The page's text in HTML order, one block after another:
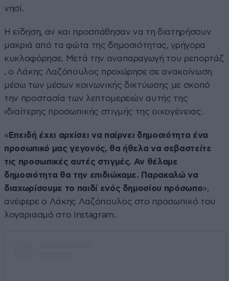
νησί.
Η είδηση, αν και προσπάθησαν να τη διατηρήσουν
μακριά από τα φώτα της δημοσιότητας, γρήγορα
κυκλοφόρησε. Μετά την αναπαραγωγή του ρεπορτάζ
, ο Λάκης Λαζόπουλος προχώρησε σε ανακοίνωση
μέσω των μέσων κοινωνικής δικτύωσης με σκοπό
την προστασία των λεπτομερειών αυτής της
ιδιαίτερης προσωπικής στιγμής της οικογένειας.
« Επειδή έχει αρχίσει να παίρνει δημοσιότητα ένα
προσωπικό μας γεγονός, θα ήθελα να σεβαστείτε
τις προσωπικές αυτές στιγμές. Αν θέλαμε
δημοσιότητα θα την επιδιώκαμε. Παρακαλώ να
διαχωρίσουμε το παιδί ενός δημοσίου πρόσωπο»,
ανέφερε ο Λάκης Λαζόπουλος στο προσωπικό του
λογαριασμό στο Instagram.